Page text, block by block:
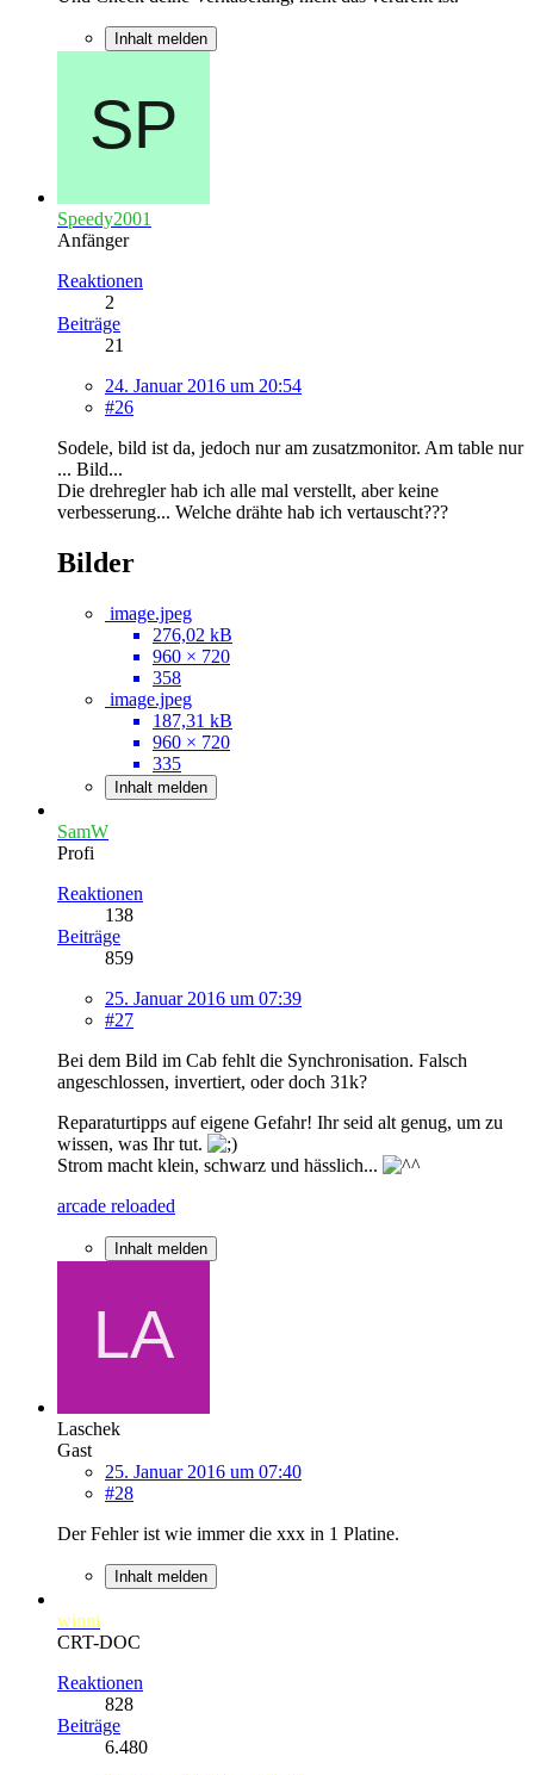
Inhalt melden
Speedy2001
Anfänger
Reaktionen
2
Beiträge
21
24. Januar 2016 um 20:54
#26
Sodele, bild ist da, jedoch nur am zusatzmonitor. Am table nur
... Bild...
Die drehregler hab ich alle mal verstellt, aber keine
verbesserung... Welche drähte hab ich vertauscht???
Bilder
image.jpeg
276,02 kB
960 × 720
358
image.jpeg
187,31 kB
960 × 720
335
Inhalt melden
SamW
Profi
Reaktionen
138
Beiträge
859
25. Januar 2016 um 07:39
#27
Bei dem Bild im Cab fehlt die Synchronisation. Falsch
angeschlossen, invertiert, oder doch 31k?
Reparaturtipps auf eigene Gefahr! Ihr seid alt genug, um zu
wissen, was Ihr tut.
Strom macht klein, schwarz und hässlich...
arcade reloaded
Inhalt melden
Laschek
Gast
25. Januar 2016 um 07:40
#28
Der Fehler ist wie immer die xxx in 1 Platine.
Inhalt melden
winni
CRT-DOC
Reaktionen
828
Beiträge
6.480